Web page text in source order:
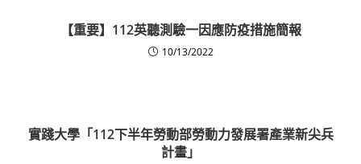
【重要】112英聽測驗一因應防疫措施簡報
10/13/2022
實踐大學「112下半年勞動部勞動力發展署產業新尖兵
計畫」